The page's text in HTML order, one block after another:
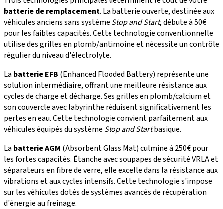
batterie de remplacement. La batterie ouverte, destinée aux
véhicules anciens sans système Stop and Start, débute à 50€
pour les faibles capacités. Cette technologie conventionnelle
utilise des grilles en plomb/antimoine et nécessite un contrôle
régulier du niveau d'électrolyte.
La batterie EFB (Enhanced Flooded Battery) représente une
solution intermédiaire, offrant une meilleure résistance aux
cycles de charge et décharge. Ses grilles en plomb/calcium et
son couvercle avec labyrinthe réduisent significativement les
pertes en eau. Cette technologie convient parfaitement aux
véhicules équipés du système Stop and Startbasique.
La batterie AGM (Absorbent Glass Mat) culmine à 250€ pour
les fortes capacités. Étanche avec soupapes de sécurité VRLA et
séparateurs en fibre de verre, elle excelle dans la résistance aux
vibrations et aux cycles intensifs. Cette technologie s'impose
sur les véhicules dotés de systèmes avancés de récupération
d'énergie au freinage.